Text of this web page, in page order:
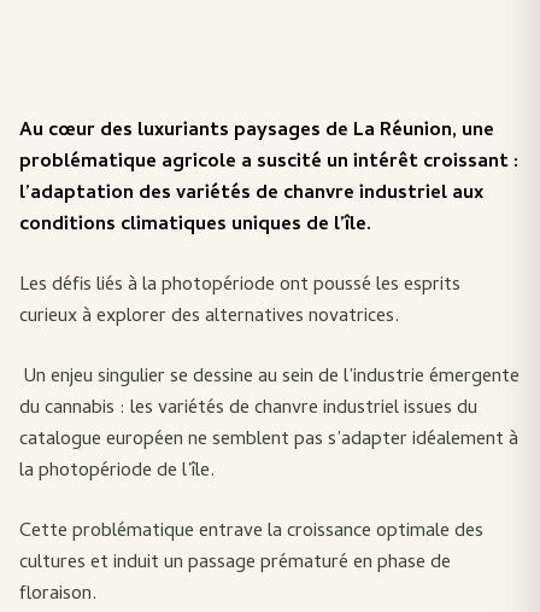
Au cœur des luxuriants paysages de La Réunion, une
problématique agricole a suscité un intérêt croissant :
l’adaptation des variétés de chanvre industriel aux
conditions climatiques uniques de l’île.
Les défis liés à la photopériode ont poussé les esprits
curieux à explorer des alternatives novatrices.
Un enjeu singulier se dessine au sein de l’industrie émergente
du cannabis : les variétés de chanvre industriel issues du
catalogue européen ne semblent pas s’adapter idéalement à
la photopériode de l’île.
Cette problématique entrave la croissance optimale des
cultures et induit un passage prématuré en phase de
floraison.